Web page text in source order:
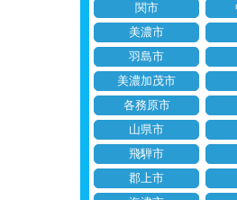
関市
美濃市
羽島市
美濃加茂市
各務原市
山県市
飛騨市
郡上市